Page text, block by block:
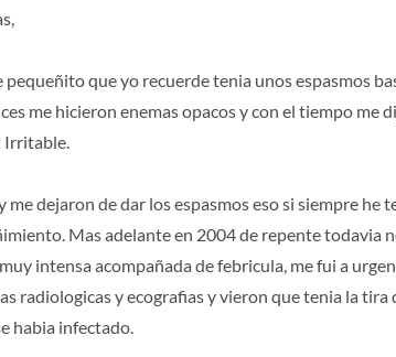
pequeñito que yo recuerde tenia unos espasmos
me hicieron enemas opacos y con el tiempo me
Irritable.
me dejaron de dar los espasmos eso si siempre he
Mas adelante en 2004 de repente todavia
intensa acompañada de febricula, me fui a
radiologicas y ecografias y vieron que tenia la
habia infectado.